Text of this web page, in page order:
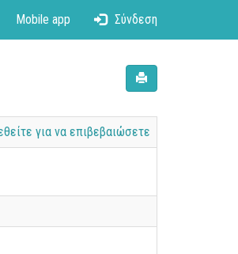
Mobile app Σύνδεση
για να επιβεβαιώσετε